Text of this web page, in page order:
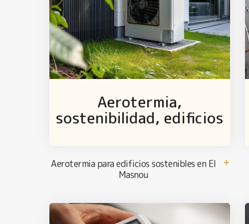
Aerotermia,
sostenibilidad, edificios
Aerotermia para edificios sostenibles en El
Masnou